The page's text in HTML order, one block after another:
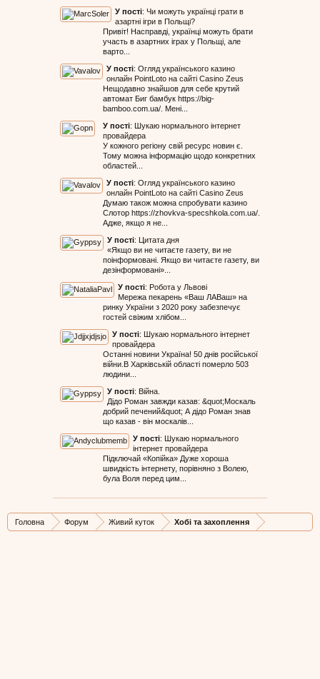
У пості: Чи можуть українці грати в
азартні ігри в Польщі?
Привіт! Насправді, українці можуть брати
участь в азартних іграх у Польщі, але
варто...
У пості: Огляд українського казино
онлайн PointLoto на сайті Casino Zeus
Нещодавно знайшов для себе крутий
автомат Биг бамбук https://big-
bamboo.com.ua/. Мені...
У пості: Шукаю нормального інтернет
провайдера
У кожного регіону свій ресурс новин є.
Тому можна інформацію щодо конкретних
областей...
У пості: Огляд українського казино
онлайн PointLoto на сайті Casino Zeus
Думаю також можна спробувати казино
Слотор https://zhovkva-specshkola.com.ua/.
Адже, якщо я не...
У пості: Цитата дня
«Якщо ви не читаєте газету, ви не
поінформовані. Якщо ви читаєте газету, ви
дезінформовані»...
У пості: Робота у Львові
Мережа пекарень «Ваш ЛАВаш» на
ринку України з 2020 року забезпечує
гостей свіжим хлібом...
У пості: Шукаю нормального інтернет
провайдера
Останні новини Україна! 50 днів російської
війни.В Харківській області померло 503
людини...
У пості: Війна.
Дідо Роман завжди казав: &quot;Москаль
добрий печений&quot; А дідо Роман знав
що казав - він москалів...
У пості: Шукаю нормального
інтернет провайдера
Підключай «Копійка» Дуже хороша
швидкість інтернету, порівняно з Волею,
була Воля перед цим...
Головна Форум Живий куток Хобі та захоплення